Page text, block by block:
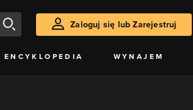
Zaloguj się lub Zarejestruj
ENCYKLOPEDIA WYNAJEM